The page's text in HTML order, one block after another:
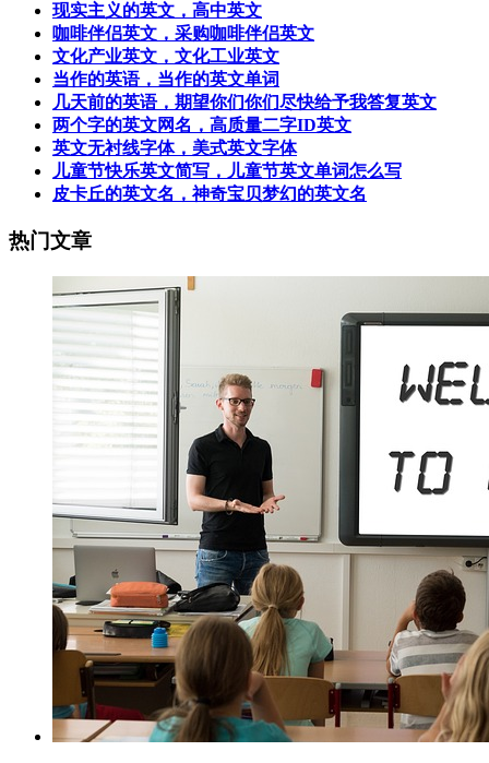
现实主义的英文，高中英文
咖啡伴侣英文，采购咖啡伴侣英文
文化产业英文，文化工业英文
当作的英语，当作的英文单词
几天前的英语，期望你们你们尽快给予我答复英文
两个字的英文网名，高质量二字ID英文
英文无衬线字体，美式英文字体
儿童节快乐英文简写，儿童节英文单词怎么写
皮卡丘的英文名，神奇宝贝梦幻的英文名
热门文章